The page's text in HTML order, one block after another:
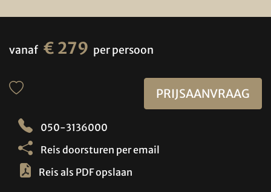
vanaf € 279 per persoon
PRIJSAANVRAAG
050-3136000
Reis doorsturen per email
Reis als PDF opslaan